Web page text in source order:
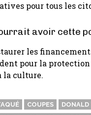
pour tous les
avoir cette
les
pour la
la culture.
COUPES
DONALD